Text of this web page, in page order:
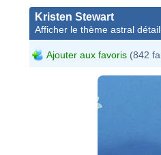
Kristen Stewart
Afficher le thème astral
Ajouter aux favoris (842